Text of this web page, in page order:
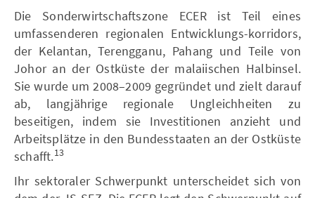
Die Sonderwirtschaftszone ECER ist Teil eines
umfassenderen regionalen Entwicklungs-korridors,
der Kelantan, Terengganu, Pahang und Teile von
Johor an der Ostküste der malaiischen Halbinsel.
Sie wurde um 2008–2009 gegründet und zielt darauf
ab, langjährige regionale Ungleichheiten zu
beseitigen, indem sie Investitionen anzieht und
Arbeitsplätze in den Bundesstaaten an der Ostküste
schafft.13
Ihr sektoraler Schwerpunkt unterscheidet sich von